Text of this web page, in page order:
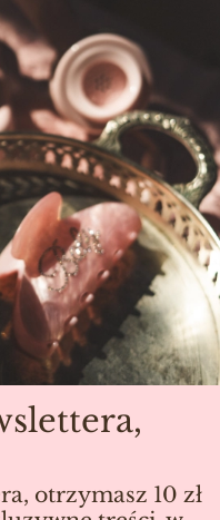
otrzymasz 10 zł